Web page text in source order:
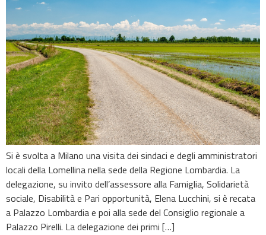
Si è svolta a Milano una visita dei sindaci e degli amministratori
locali della Lomellina nella sede della Regione Lombardia. La
delegazione, su invito dell’assessore alla Famiglia, Solidarietà
sociale, Disabilità e Pari opportunità, Elena Lucchini, si è recata
a Palazzo Lombardia e poi alla sede del Consiglio regionale a
Palazzo Pirelli. La delegazione dei primi […]